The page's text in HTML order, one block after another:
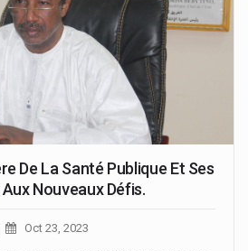
De La Santé Publique Et Ses
Nouveaux Défis.
Oct 23, 2023